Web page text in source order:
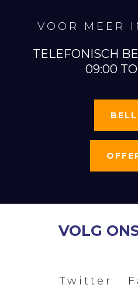
VOOR MEER
TELEFONISCH
09:00
VOLG
Twitter